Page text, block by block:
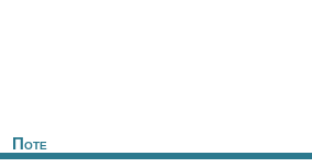
Ποτε